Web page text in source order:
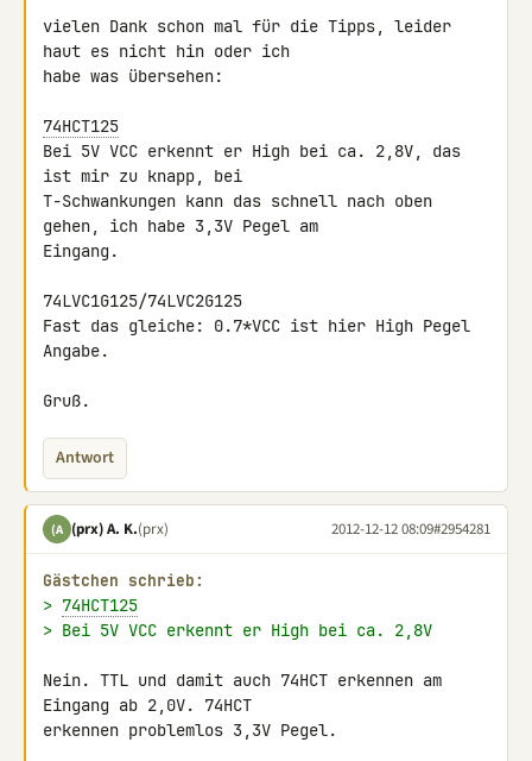
vielen Dank schon mal für die Tipps, leider
haut es nicht hin oder ich
habe was übersehen:
74HCT125
Bei 5V VCC erkennt er High bei ca. 2,8V, das
ist mir zu knapp, bei
T-Schwankungen kann das schnell nach oben
gehen, ich habe 3,3V Pegel am
Eingang.
74LVC1G125/74LVC2G125
Fast das gleiche: 0.7*VCC ist hier High Pegel
Angabe.
Gruß.
Antwort
(A (prx) A. K.(prx) 2012-12-12 08:09#2954281
Gästchen schrieb:
> 74HCT125
> Bei 5V VCC erkennt er High bei ca. 2,8V
Nein. TTL und damit auch 74HCT erkennen am
Eingang ab 2,0V. 74HCT
erkennen problemlos 3,3V Pegel.